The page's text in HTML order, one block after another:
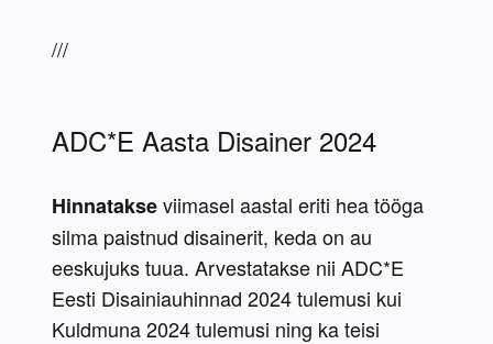
///
ADC*E Aasta Disainer 2024
Hinnatakse viimasel aastal eriti hea tööga
silma paistnud disainerit, keda on au
eeskujuks tuua. Arvestatakse nii ADC*E
Eesti Disainiauhinnad 2024 tulemusi kui
Kuldmuna 2024 tulemusi ning ka teisi